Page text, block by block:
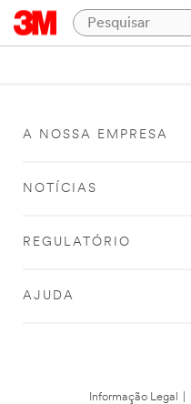
A NOSSA EMPRESA
NOTÍCIAS
REGULATÓRIO
AJUDA
Informação Legal